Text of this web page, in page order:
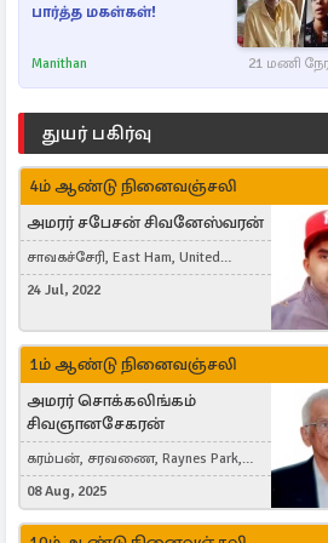
பார்த்த மகள்கள்!
Manithan 21 மணி
துயர் பகிர்வு
4ம் ஆண்டு நினைவஞ்சலி
அமரர் சபேசன் சிவனேஸ்வரன்
சாவகச்சேரி, East Ham, United
Kingdom
24 Jul, 2022
1ம் ஆண்டு நினைவஞ்சலி
அமரர் சொக்கலிங்கம்
சிவஞானசேகரன்
கரம்பன், சரவணை, Raynes Park,
London, United Kingdom
08 Aug, 2025